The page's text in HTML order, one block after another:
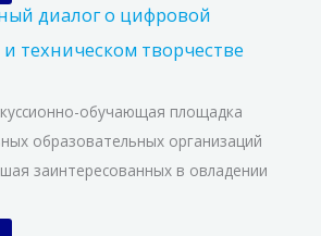
диалог о цифровой
техническом творчестве
обучающая площадка
образовательных организаций
заинтересованных в овладении